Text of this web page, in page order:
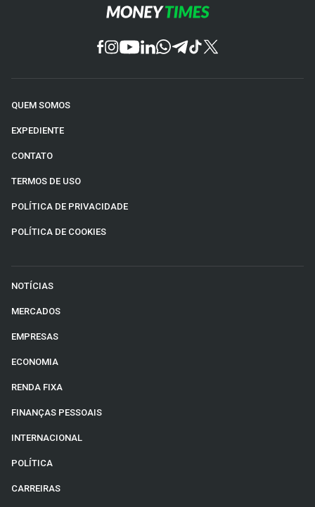
QUEM SOMOS
EXPEDIENTE
CONTATO
TERMOS DE USO
POLÍTICA DE PRIVACIDADE
POLÍTICA DE COOKIES
NOTÍCIAS
MERCADOS
EMPRESAS
ECONOMIA
RENDA FIXA
FINANÇAS PESSOAIS
INTERNACIONAL
POLÍTICA
CARREIRAS